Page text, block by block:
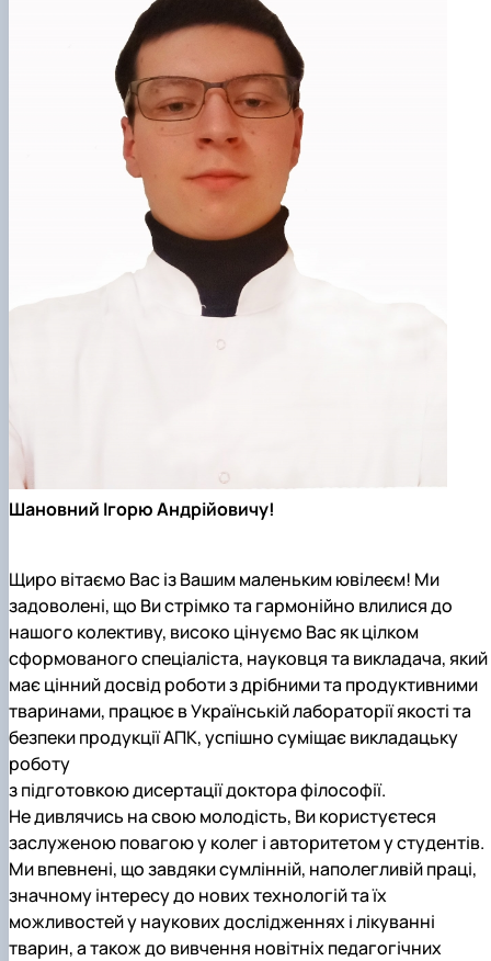
Шановний Ігорю Андрійовичу!
Щиро вітаємо Вас із Вашим маленьким ювілеєм! Ми
задоволені, що Ви стрімко та гармонійно влилися до
нашого колективу, високо цінуємо Вас як цілком
сформованого спеціаліста, науковця та викладача, який
має цінний досвід роботи з дрібними та продуктивними
тваринами, працює в Українській лабораторії якості та
безпеки продукції АПК, успішно суміщає викладацьку
роботу
з підготовкою дисертації доктора філософії.
Не дивлячись на свою молодість, Ви користуєтеся
заслуженою повагою у колег і авторитетом у студентів.
Ми впевнені, що завдяки сумлінній, наполегливій праці,
значному інтересу до нових технологій та їх
можливостей у наукових дослідженнях і лікуванні
тварин, а також до вивчення новітніх педагогічних